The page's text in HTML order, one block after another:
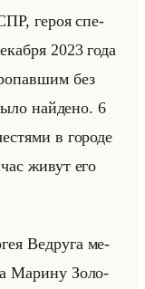
героя спе­
2023 года
без
найде­но. 6
в го­ро­де
живут его
Ве­дру­га ме­
Ма­ри­ну Зо­ло­